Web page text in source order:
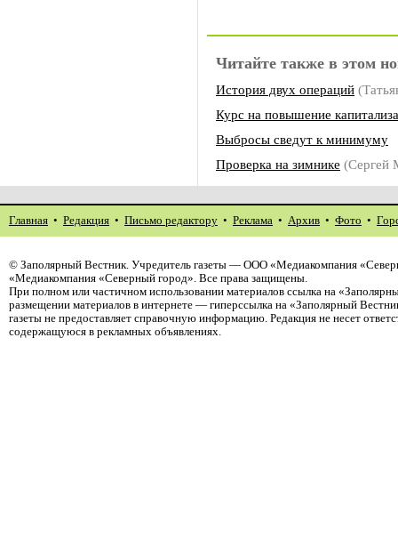
Читайте также в этом
История двух операций
Курс на повышение
Выбросы сведут к минимуму
Проверка на зимнике
Главная • Редакция • Письмо редактору • Реклама • Архив • Фото •
© Заполярный Вестник. Учредитель газеты — ООО «Медиакомпания
«Медиакомпания «Северный город». Все права защищены.
При полном или частичном использовании материалов ссылка на
размещении материалов в интернете — гиперссылка на «Заполярный
газеты не предоставляет справочную информацию. Редакция не несет
содержащуюся в рекламных объявлениях.